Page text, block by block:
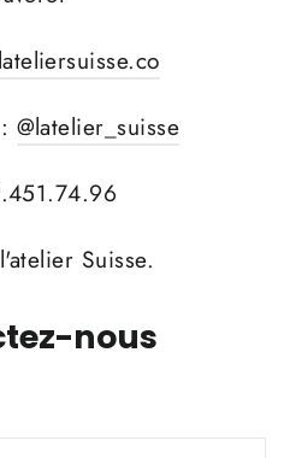
@latelier_suisse
Suisse.
nous